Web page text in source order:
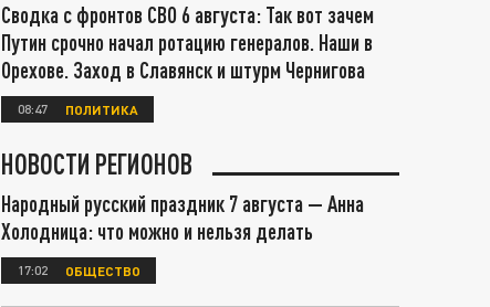
Сводка с фронтов СВО 6 августа: Так вот зачем
Путин срочно начал ротацию генералов. Наши в
Орехове. Заход в Славянск и штурм Чернигова
08:47 ПОЛИТИКА
НОВОСТИ РЕГИОНОВ
Народный русский праздник 7 августа — Анна
Холодница: что можно и нельзя делать
17:02 ОБЩЕСТВО